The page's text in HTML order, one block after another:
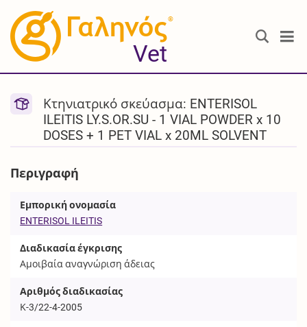
®
Vet
Κτηνιατρικό σκεύασμα: ENTERISOL
ILEITIS LY.S.OR.SU - 1 VIAL POWDER x 10
DOSES + 1 PET VIAL x 20ML SOLVENT
Περιγραφή
Εμπορική ονομασία
ENTERISOL ILEITIS
Διαδικασία έγκρισης
Αμοιβαία αναγνώριση άδειας
Αριθμός διαδικασίας
Κ-3/22-4-2005